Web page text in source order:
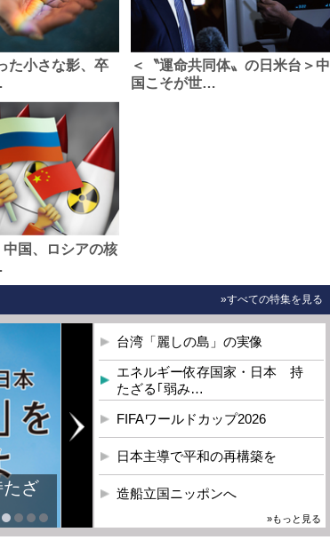
た小さな影、卒
＜〝運命共同体〟の日米台＞中
国こそが世…
国、ロシアの核
»すべての特集を見る
ざ
台湾「麗しの島」の実像
エネルギー依存国家・日本 持
たざる｢弱み…
FIFAワールドカップ2026
日本主導で平和の再構築を
造船立国ニッポンへ
»もっと見る